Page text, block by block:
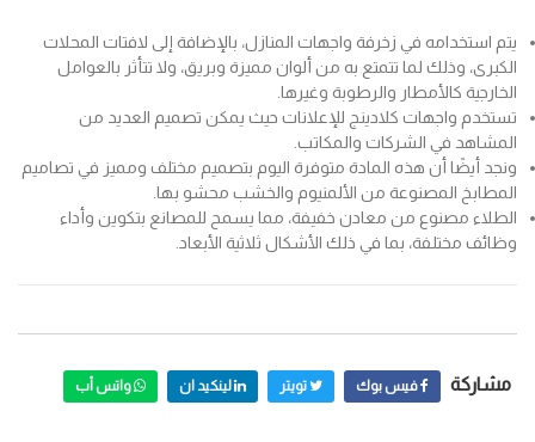
يتم استخدامه في زخرفة واجهات المنازل، بالإضافة إلى لافتات المحلات
الكبرى، وذلك لما تتمتع به من ألوان مميزة وبريق، ولا تتأثر بالعوامل
الخارجية كالأمطار والرطوبة وغيرها.
تستخدم واجهات كلادينج للإعلانات حيث يمكن تصميم العديد من
المشاهد في الشركات والمكاتب.
ونجد أيضًا أن هذه المادة متوفرة اليوم بتصميم مختلف ومميز في تصاميم
المطابخ المصنوعة من الألمنيوم والخشب محشو بها.
الطلاء مصنوع من معادن خفيفة، مما يسمح للمصانع بتكوين وأداء
وظائف مختلفة، بما في ذلك الأشكال ثلاثية الأبعاد.
مشاركة فيس بوك تويتر لينكيد ان واتس أب